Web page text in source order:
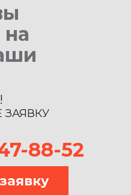
на
ЗАЯВКУ
88-52